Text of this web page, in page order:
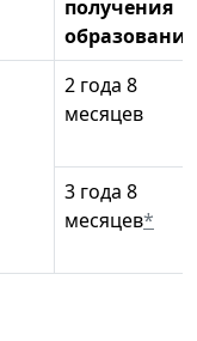
получения
образования
2 года 8
месяцев
3 года 8
месяцев*